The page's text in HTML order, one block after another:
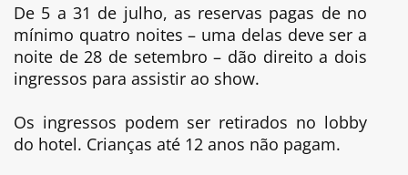
De 5 a 31 de julho, as reservas pagas de no
mínimo quatro noites – uma delas deve ser a
noite de 28 de setembro – dão direito a dois
ingressos para assistir ao show.
Os ingressos podem ser retirados no lobby
do hotel. Crianças até 12 anos não pagam.